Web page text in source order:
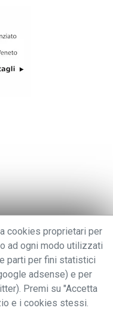
cookies proprietari per
ad ogni modo utilizzati
parti per fini statistici
adsense) e per
Premi su "Accetta
e i cookies stessi.